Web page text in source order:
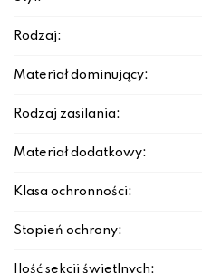
Rodzaj:
Materiał dominujący:
Rodzaj zasilania:
Materiał dodatkowy:
Klasa ochronności:
Stopień ochrony:
Ilość sekcji świetlnych: